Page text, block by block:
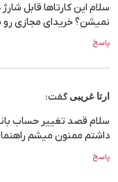
سلام این کارتاها قابل
نمیشن؟ خریدای مجازی رو
پاسخ
ارتا غریبی گفت:
سلام قصد تغییر حساب
داشتم ممنون میشم
پاسخ